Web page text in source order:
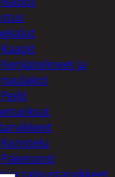
Kaapit
Kenkätelineet ja
naulakot
Peilit
Koristelu
Paketointi